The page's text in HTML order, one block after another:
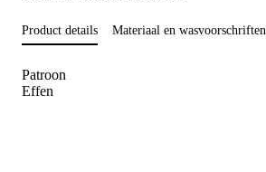
Product details Materiaal en wasvoorschriften
Patroon
Effen